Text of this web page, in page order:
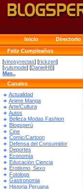
Inicio Directorio
Feliz Cumpleaños
[vinosyrectas] [rickzen]
[yulsmode] [DanielHB]
Mas..
Canales
Actualidad
Anime Manga
Arte/Cultura
Autos
Belleza Modas Fashion
Blogsperú
Cine
Comic/Cartoon
Defensa del Consumidor
Deportes
Economía
Educación Ciencia
Erotismo, Sexo
Fotologs
Gastronomia
Historia Peruana